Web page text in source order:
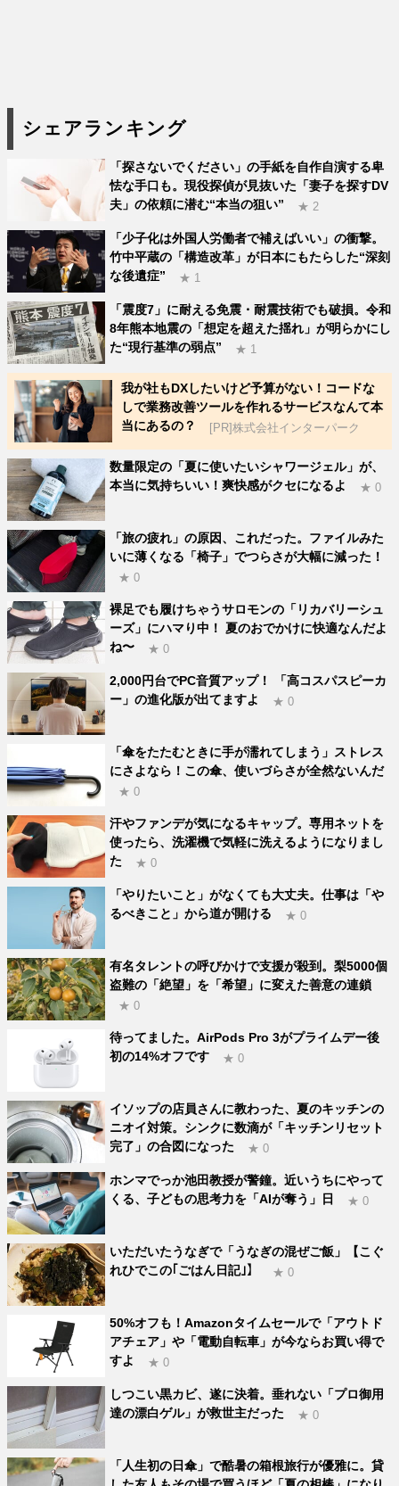
シェアランキング
「探さないでください」の手紙を自作自演する卑
怯な手口も。現役探偵が見抜いた「妻子を探すDV
夫」の依頼に潜む“本当の狙い”
★ 2
「少子化は外国人労働者で補えばいい」の衝撃。
竹中平蔵の「構造改革」が日本にもたらした“深刻
な後遺症”
★ 1
「震度7」に耐える免震・耐震技術でも破損。令和
8年熊本地震の「想定を超えた揺れ」が明らかにし
た“現行基準の弱点”
★ 1
我が社もDXしたいけど予算がない！コードな
しで業務改善ツールを作れるサービスなんて本
当にあるの？
[PR]株式会社インターパーク
数量限定の「夏に使いたいシャワージェル」が、
本当に気持ちいい！爽快感がクセになるよ
★ 0
「旅の疲れ」の原因、これだった。ファイルみた
いに薄くなる「椅子」でつらさが大幅に減った！
★ 0
裸足でも履けちゃうサロモンの「リカバリーシュ
ーズ」にハマり中！ 夏のおでかけに快適なんだよ
ね〜
★ 0
2,000円台でPC音質アップ！ 「高コスパスピーカ
ー」の進化版が出てますよ
★ 0
「傘をたたむときに手が濡れてしまう」ストレス
にさよなら！この傘、使いづらさが全然ないんだ
★ 0
汗やファンデが気になるキャップ。専用ネットを
使ったら、洗濯機で気軽に洗えるようになりまし
た
★ 0
「やりたいこと」がなくても大丈夫。仕事は「や
るべきこと」から道が開ける
★ 0
有名タレントの呼びかけで支援が殺到。梨5000個
盗難の「絶望」を「希望」に変えた善意の連鎖
★ 0
待ってました。AirPods Pro 3がプライムデー後
初の14%オフです
★ 0
イソップの店員さんに教わった、夏のキッチンの
ニオイ対策。シンクに数滴が「キッチンリセット
完了」の合図になった
★ 0
ホンマでっか池田教授が警鐘。近いうちにやって
くる、子どもの思考力を「AIが奪う」日
★ 0
いただいたうなぎで「うなぎの混ぜご飯」【こぐ
れひでこの｢ごはん日記｣】
★ 0
50%オフも！Amazonタイムセールで「アウトド
アチェア」や「電動自転車」が今ならお買い得で
すよ
★ 0
しつこい黒カビ、遂に決着。垂れない「プロ御用
達の漂白ゲル」が救世主だった
★ 0
「人生初の日傘」で酷暑の箱根旅行が優雅に。貸